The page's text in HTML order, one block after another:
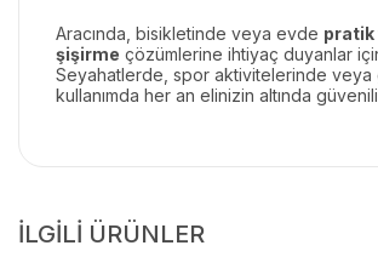
Aracında, bisikletinde veya evde pratik
şişirme çözümlerine ihtiyaç duyanlar
Seyahatlerde, spor aktivitelerinde veya
kullanımda her an elinizin altında
İLGİLİ ÜRÜNLER